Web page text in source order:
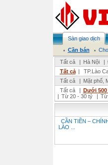
Sàn giao dịch
Cần bán
Tất cả
| Hà Nội |
Tất cả | TP.Lào
Tất cả
| Mặt phố,
Tất cả
| Dưới 500
| Từ 20 - 30 tỷ | Từ
CẦN TIỀN –
LÀO ...